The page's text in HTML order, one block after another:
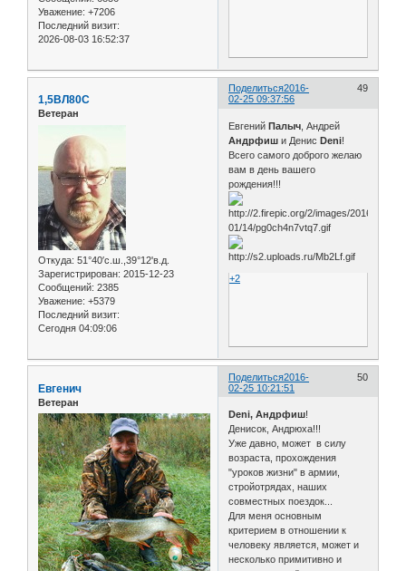
Уважение: +7206
Последний визит:
2026-08-03 16:52:37
Поделиться 49
2016-
02-25 09:37:56
1,5ВЛ80С
Ветеран
Откуда: 51°40′с.ш.,39°12'в.д.
Зарегистрирован: 2015-12-23
Сообщений: 2385
Уважение: +5379
Последний визит:
Сегодня 04:09:06
ЕвгенийПалыч , Андрей
Андрфиш и ДенисDeni!
Всего самого доброго желаю
вам в день вашего
рождения!!!
+2
Поделиться 50
2016-
02-25 10:21:51
Евгенич
Ветеран
Deni, Андрфиш!
Денисок, Андрюха!!!
Уже давно, может в силу
возраста, прохождения
"уроков жизни" в армии,
стройотрядах, наших
совместных поездок...
Для меня основным
критерием в отношении к
человеку является, может и
несколько примитивно и